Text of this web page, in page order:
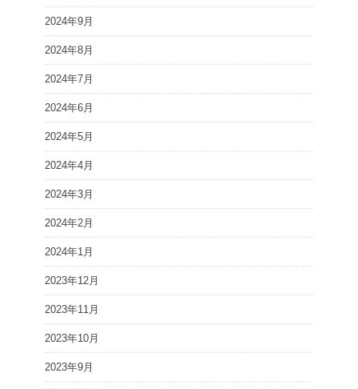
2024年9月
2024年8月
2024年7月
2024年6月
2024年5月
2024年4月
2024年3月
2024年2月
2024年1月
2023年12月
2023年11月
2023年10月
2023年9月